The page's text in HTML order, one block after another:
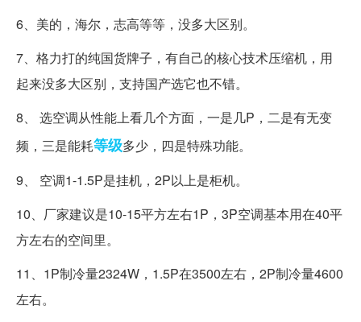
6、美的，海尔，志高等等，没多大区别。
7、格力打的纯国货牌子，有自己的核心技术压缩机，用
起来没多大区别，支持国产选它也不错。
8、 选空调从性能上看几个方面，一是几P，二是有无变
频，三是能耗等级多少，四是特殊功能。
9、 空调1-1.5P是挂机，2P以上是柜机。
10、厂家建议是10-15平方左右1P，3P空调基本用在40平
方左右的空间里。
11、1P制冷量2324W，1.5P在3500左右，2P制冷量4600
左右。